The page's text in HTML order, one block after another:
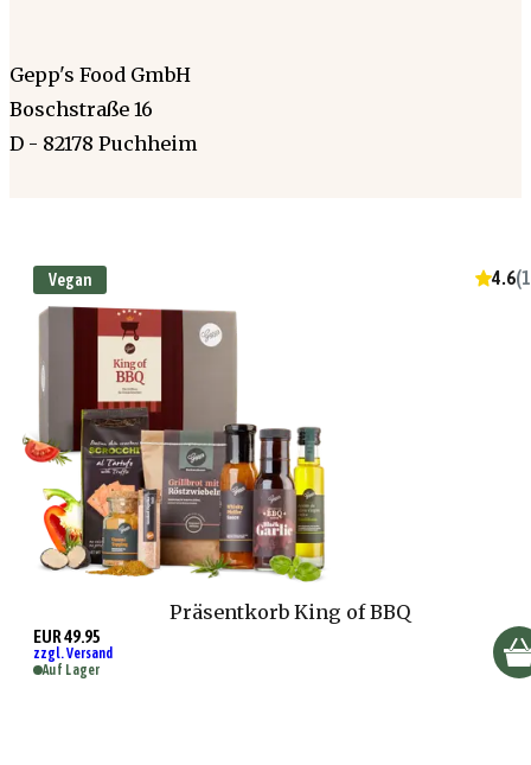
Gepp's Food GmbH
Boschstraße 16
D - 82178 Puchheim
Vegan 4.6(
Präsentkorb King of BBQ
EUR 49.95
zzgl. Versand
Auf Lager